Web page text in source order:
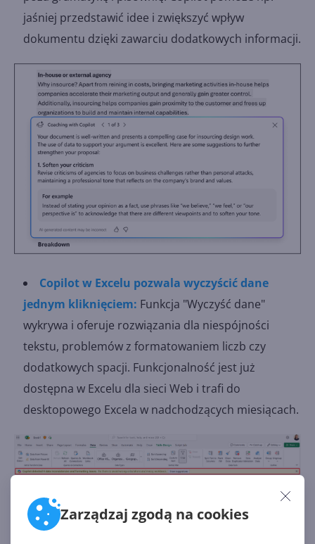
Zarządzaj zgodą na cookies
jaśniej przedstawić idee i zwiększyć wpływ
dokumentu dzięki zawarciu dodatkowych informacji.
Copilot w Excelu pozwala wyczyścić dane
jednym kliknięciem: Funkcja "Wyczyść dane"
wykrywa i oferuje rozwiązania dla niespójności
tekstu, problemów z formatowaniem liczb czy
dodatkowych spacji. Funkcjonalność jest już
dostępna w Excelu dla sieci Web i trafi do
desktopowego Excela w nadchodzących miesiącach.